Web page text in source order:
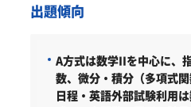
出題傾向
A方式は数学IIを中心に、
数、微分・積分（多項式
日程・英語外部試験利用